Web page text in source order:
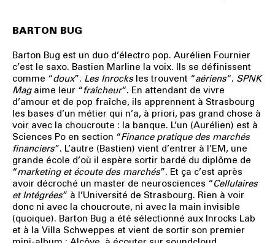
BARTON BUG
Barton Bug est un duo d’électro pop. Aurélien Fournier
c’est le saxo. Bastien Marline la voix. Ils se définissent
comme “doux”. Les Inrocks les trouvent “aériens“. SPNK
Magaime leur “fraîcheur“. En attendant de vivre
d’amour et de pop fraîche, ils apprennent à Strasbourg
les bases d’un métier qui n’a, à priori, pas grand chose à
voir avec la choucroute : la banque. L’un (Aurélien) est à
Sciences Po en section “Finance pratique des marchés
financiers”. L’autre (Bastien) vient d’entrer à l’EM, une
grande école d’où il espère sortir bardé du diplôme de
“marketing et écoute des marchés”. Et ça c’est après
avoir décroché un master de neurosciences “Cellulaires
et Intégrées” à l’Université de Strasbourg. Rien à voir
donc ni avec la choucroute, ni avec la main invisible
(quoique). Barton Bug a été sélectionné aux Inrocks Lab
et à la Villa Schweppes et vient de sortir son premier